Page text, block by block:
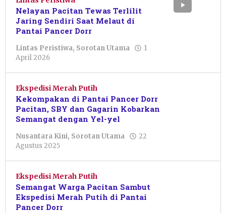
Nelayan Pacitan Tewas Terlilit
Jaring Sendiri Saat Melaut di
Pantai Pancer Dorr
Lintas Peristiwa, Sorotan Utama
1
April 2026
Wulandari
Ekspedisi Merah Putih
Kekompakan di Pantai Pancer Dorr
Pacitan, SBY dan Gagarin Kobarkan
Semangat dengan Yel-yel
Nusantara Kini, Sorotan Utama
22
Agustus 2025
Primanto
Ekspedisi Merah Putih
Semangat Warga Pacitan Sambut
Ekspedisi Merah Putih di Pantai
Pancer Dorr